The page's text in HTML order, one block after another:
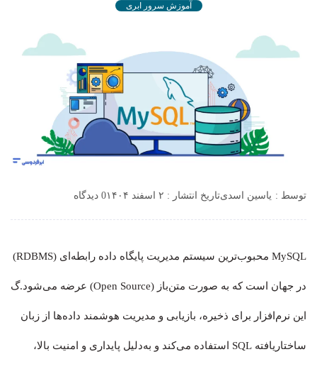
آموزش سرور ابری
توسط : یاسین اسدیتاریخ انتشار : ۲ اسفند ۱۴۰۴ 0 دیدگاه
MySQL محبوب‌ترین سیستم مدیریت پایگاه داده رابطه‌ای (RDBMS)
در جهان است که به صورت متن‌باز (Open Source) عرضه می‌شود.گ
این نرم‌افزار برای ذخیره، بازیابی و مدیریت هوشمند داده‌ها از زبان
ساختاریافته SQL استفاده می‌کند و به‌دلیل پایداری و امنیت بالا،